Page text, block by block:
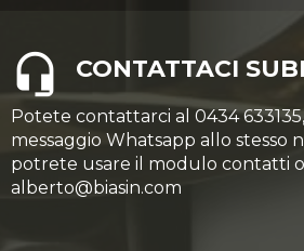
CONTATTACI
Potete contattarci al 0434
messaggio Whatsapp allo stesso
potrete usare il modulo contatti
alberto@biasin.com